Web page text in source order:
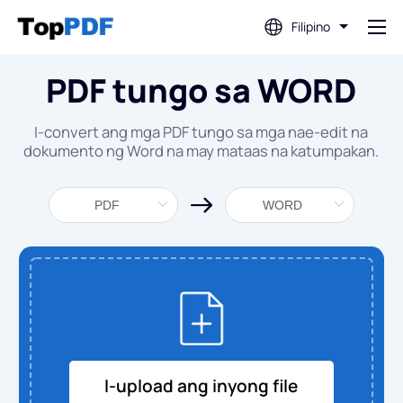
Filipino
I-edit ang PDF
I-translate ang PDF
Pagsamahin ang PDF
Hatiin ang PDF
I-compress ang PDF
I-convert Mula sa PDF
PDF tungo sa WORD
I-convert ang mga PDF tungo sa mga nae-edit na
dokumento ng Word na may mataas na katumpakan.
I-upload ang inyong file